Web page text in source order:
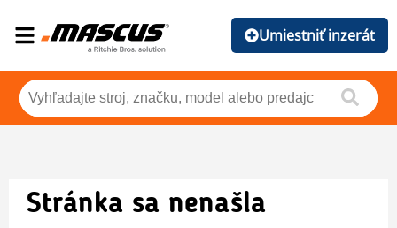
Umiestniť inzerát
Stránka sa nenašla